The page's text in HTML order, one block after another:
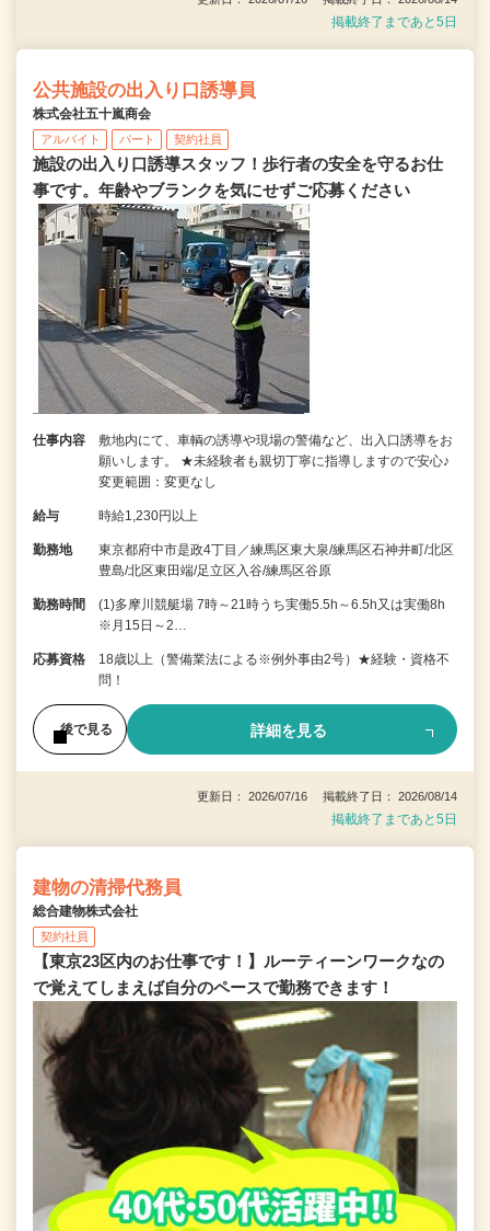
掲載終了まであと5日
公共施設の出入り口誘導員
株式会社五十嵐商会
アルバイト パート 契約社員
施設の出入り口誘導スタッフ！歩行者の安全を守るお仕
事です。年齢やブランクを気にせずご応募ください
仕事内容
敷地内にて、車輌の誘導や現場の警備など、出入口誘導をお
願いします。 ★未経験者も親切丁寧に指導しますので安心♪
変更範囲：変更なし
給与 時給1,230円以上
勤務地
東京都府中市是政4丁目／練馬区東大泉/練馬区石神井町/北区
豊島/北区東田端/足立区入谷/練馬区谷原
勤務時間
(1)多摩川競艇場 7時～21時うち実働5.5h～6.5h又は実働8h
※月15日～2…
応募資格
18歳以上（警備業法による※例外事由2号）★経験・資格不
問！
後で見る 詳細を見る
更新日： 2026/07/16 掲載終了日： 2026/08/14
掲載終了まであと5日
建物の清掃代務員
総合建物株式会社
契約社員
【東京23区内のお仕事です！】ルーティーンワークなの
で覚えてしまえば自分のペースで勤務できます！